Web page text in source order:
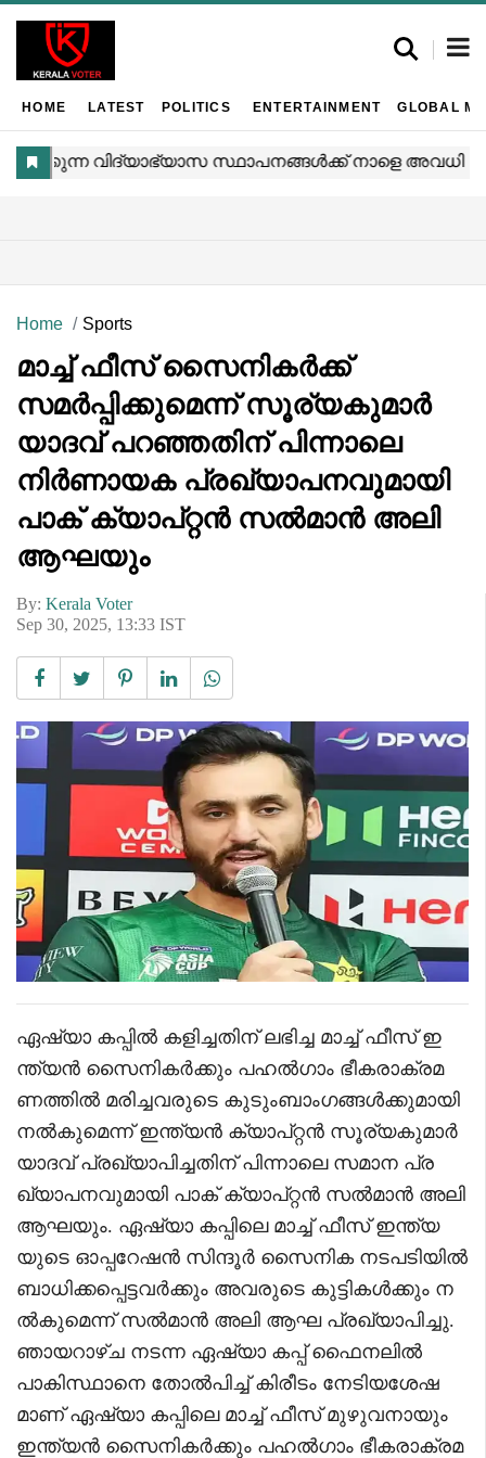
HOME LATEST POLITICS ENTERTAINMENT GLOBAL
Home Sports
മാച്ച് ഫീസ് സൈനികര്‍ക്ക്
സമര്‍പ്പിക്കുമെന്ന് സൂര്യകുമാര്‍
യാദവ് പറഞ്ഞതിന് പിന്നാലെ
നിര്‍ണായക പ്രഖ്യാപനവുമായി
പാക് ക്യാപ്റ്റൻ സല്‍മാൻ അലി
ആഘയും
By: Kerala Voter
Sep 30, 2025, 13:33 IST
ഏഷ്യാ കപ്പിൽ കളിച്ചതിന് ലഭിച്ച മാച്ച് ഫീസ് ഇ
ന്ത്യൻ സൈനികര്‍ക്കും പഹല്‍ഗാം ഭീകരാക്രമ
ണത്തില്‍ മരിച്ചവരുടെ കുടുംബാംഗങ്ങള്‍ക്കുമായി
നല്‍കുമെന്ന് ഇന്ത്യൻ ക്യാപ്റ്റൻ സൂര്യകുമാർ
യാദവ് പ്രഖ്യാപിച്ചതിന് പിന്നാലെ സമാന പ്ര
ഖ്യാപനവുമായി പാക് ക്യാപ്റ്റൻ സല്‍മാന്‍ അലി
ആഘയും. ഏഷ്യാ കപ്പിലെ മാച്ച് ഫീസ് ഇന്ത്യ
യുടെ ഓപ്പറേഷന്‍ സിന്ദൂര്‍ സൈനിക നടപടിയില്‍
ബാധിക്കപ്പെട്ടവര്‍ക്കും അവരുടെ കുട്ടികള്‍ക്കും ന
ല്‍കുമെന്ന് സല്‍മാന്‍ അലി ആഘ പ്രഖ്യാപിച്ചു.
ഞായറാഴ്ച നടന്ന ഏഷ്യാ കപ്പ് ഫൈനലില്‍
പാകിസ്ഥാനെ തോല്‍പിച്ച് കിരീടം നേടിയശേഷ
മാണ് ഏഷ്യാ കപ്പിലെ മാച്ച് ഫീസ് മുഴുവനായും
ഇന്ത്യൻ സൈനികര്‍ക്കും പഹല്‍ഗാം ഭീകരാക്രമ